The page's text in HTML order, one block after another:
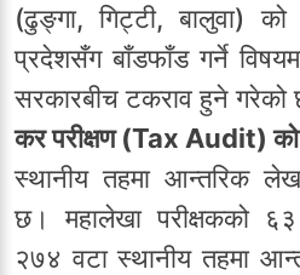
(ढुङ्गा, गिट्टी, बालुवा) को
प्रदेशसँग बाँडफाँड गर्ने
सरकारबीच टकराव हुने गरेको
कर परीक्षण (Tax Audit)
स्थानीय तहमा आन्तरिक
छ। महालेखा परीक्षकको
२७४ वटा स्थानीय तहमा